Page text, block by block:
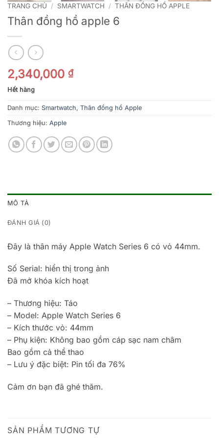
TRANG CHỦ / SMARTWATCH / THÂN ĐỒNG HỒ APPLE
Thân đồng hồ apple 6
2,340,000 ₫
Hết hàng
Danh mục: Smartwatch, Thân đồng hồ Apple
Thương hiệu: Apple
MÔ TẢ
ĐÁNH GIÁ (0)
Đây là thân máy Apple Watch Series 6 có vỏ 44mm.
Số Serial: hiển thị trong ảnh
Đã mở khóa kích hoạt
– Thương hiệu: Táo
– Model: Apple Watch Series 6
– Kích thước vỏ: 44mm
– Phụ kiện: Không bao gồm cáp sạc nam châm
Bao gồm cả thể thao
– Lưu ý đặc biệt: Pin tối đa 76%
Cảm ơn bạn đã ghé thăm.
SẢN PHẨM TƯƠNG TỰ